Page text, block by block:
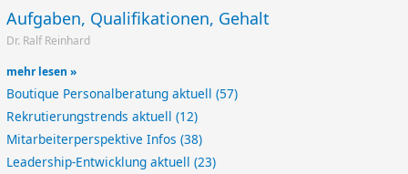
Aufgaben, Qualifikationen, Gehalt
Dr. Ralf Reinhard
mehr lesen »
Boutique Personalberatung aktuell(57)
Rekrutierungstrends aktuell(12)
Mitarbeiterperspektive Infos(38)
Leadership-Entwicklung aktuell(23)